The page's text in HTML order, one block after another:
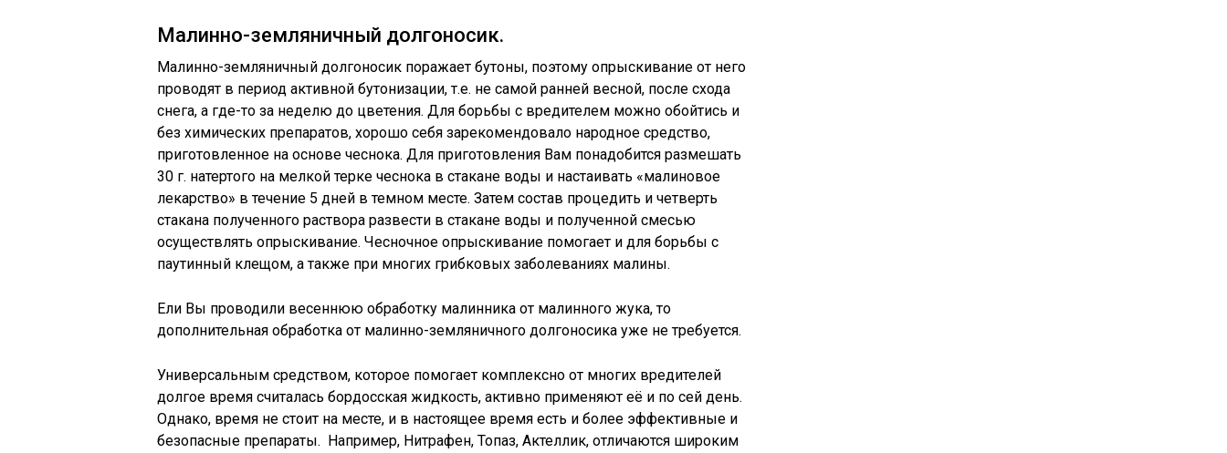
Малинно-земляничный долгоносик.
Малинно-земляничный долгоносик поражает бутоны, поэтому опрыскивание от него
проводят в период активной бутонизации, т.е. не самой ранней весной, после схода
снега, а где-то за неделю до цветения. Для борьбы с вредителем можно обойтись и
без химических препаратов, хорошо себя зарекомендовало народное средство,
приготовленное на основе чеснока. Для приготовления Вам понадобится размешать
30 г. натертого на мелкой терке чеснока в стакане воды и настаивать «малиновое
лекарство» в течение 5 дней в темном месте. Затем состав процедить и четверть
стакана полученного раствора развести в стакане воды и полученной смесью
осуществлять опрыскивание. Чесночное опрыскивание помогает и для борьбы с
паутинный клещом, а также при многих грибковых заболеваниях малины.
Ели Вы проводили весеннюю обработку малинника от малинного жука, то
дополнительная обработка от малинно-земляничного долгоносика уже не требуется.
Универсальным средством, которое помогает комплексно от многих вредителей
долгое время считалась бордосская жидкость, активно применяют её и по сей день.
Однако, время не стоит на месте, и в настоящее время есть и более эффективные и
безопасные препараты. Например, Нитрафен, Топаз, Актеллик, отличаются широким